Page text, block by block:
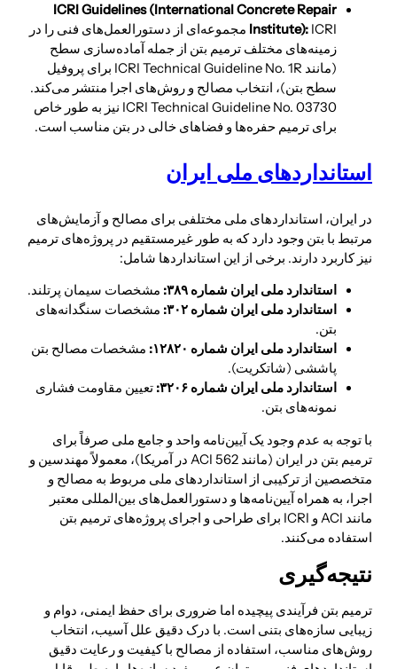
ICRI Guidelines (International Concrete Repair
Institute):
ICRI مجموعه‌ای از دستورالعمل‌های فنی را در
زمینه‌های مختلف ترمیم بتن از جمله آماده‌سازی سطح
(مانند ICRI Technical Guideline No. 1R برای پروفیل
سطح بتن)، انتخاب مصالح و روش‌های اجرا منتشر می‌کند.
ICRI Technical Guideline No. 03730 نیز به طور خاص
برای ترمیم حفره‌ها و فضاهای خالی در بتن مناسب است.
استانداردهای ملی ایران
در ایران، استانداردهای ملی مختلفی برای مصالح و آزمایش‌های
مرتبط با بتن وجود دارد که به طور غیرمستقیم در پروژه‌های ترمیم
نیز کاربرد دارند. برخی از این استانداردها شامل:
استاندارد ملی ایران شماره ۳۸۹:
مشخصات سیمان پرتلند.
استاندارد ملی ایران شماره ۳۰۲:
مشخصات سنگدانه‌های
بتن.
استاندارد ملی ایران شماره ۱۲۸۲۰:
مشخصات مصالح بتن
پاششی (شاتکریت).
استاندارد ملی ایران شماره ۳۲۰۶:
تعیین مقاومت فشاری
نمونه‌های بتن.
با توجه به عدم وجود یک آیین‌نامه واحد و جامع ملی صرفاً برای
ترمیم بتن در ایران (مانند ACI 562 در آمریکا)، معمولاً مهندسین و
متخصصین از ترکیبی از استانداردهای ملی مربوط به مصالح و
اجرا، به همراه آیین‌نامه‌ها و دستورالعمل‌های بین‌المللی معتبر
مانند ACI و ICRI برای طراحی و اجرای پروژه‌های ترمیم بتن
استفاده می‌کنند.
نتیجه‌گیری
ترمیم بتن فرآیندی پیچیده اما ضروری برای حفظ ایمنی، دوام و
زیبایی سازه‌های بتنی است. با درک دقیق علل آسیب، انتخاب
روش‌های مناسب، استفاده از مصالح با کیفیت و رعایت دقیق